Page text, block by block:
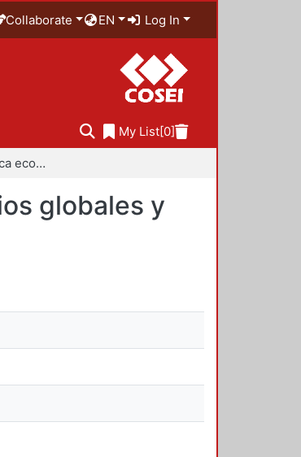
Collaborate EN Log In
My List[0]
Dilemas de la política económica frente a los desequilibrios globales y las tensiones geopolíticas
globales y